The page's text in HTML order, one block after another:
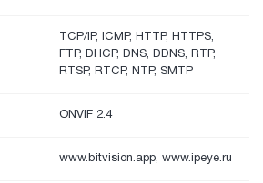
TCP/IP, ICMP, HTTP, HTTPS,
FTP, DHCP, DNS, DDNS, RTP,
RTSP, RTCP, NTP, SMTP
ONVIF 2.4
www.bitvision.app, www.ipeye.ru